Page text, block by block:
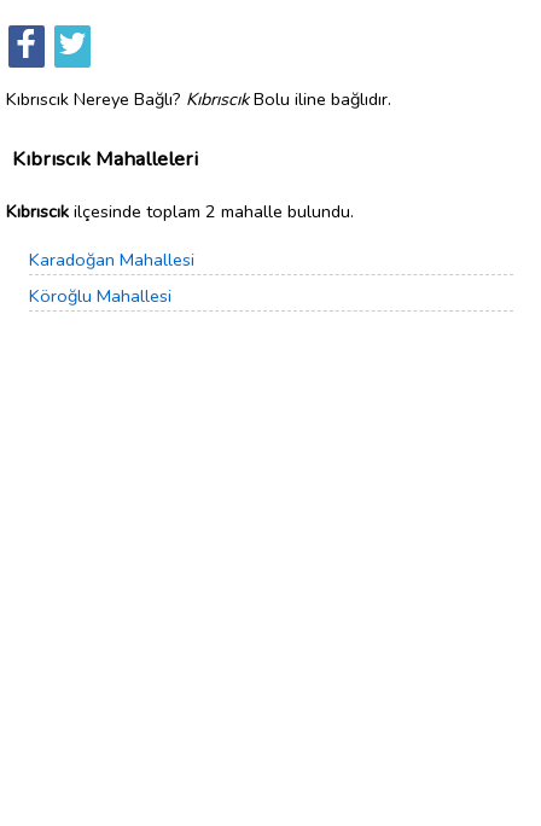
Kıbrıscık Nereye Bağlı? KıbrıscıkBolu iline bağlıdır.
Kıbrıscık Mahalleleri
Kıbrıscık ilçesinde toplam 2 mahalle bulundu.
Karadoğan Mahallesi
Köroğlu Mahallesi